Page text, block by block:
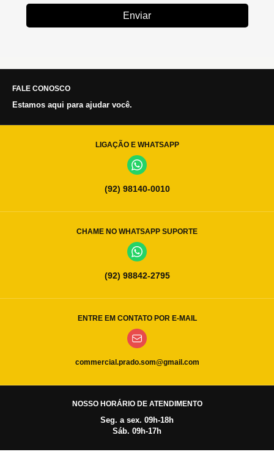
Enviar
FALE CONOSCO
Estamos aqui para ajudar você.
LIGAÇÃO E WHATSAPP
(92) 98140-0010
CHAME NO WHATSAPP SUPORTE
(92) 98842-2795
ENTRE EM CONTATO POR E-MAIL
commercial.prado.som@gmail.com
NOSSO HORÁRIO DE ATENDIMENTO
Seg. a sex. 09h-18h
Sáb. 09h-17h